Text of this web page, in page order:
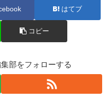
はてブ
コピー
部をフォローする